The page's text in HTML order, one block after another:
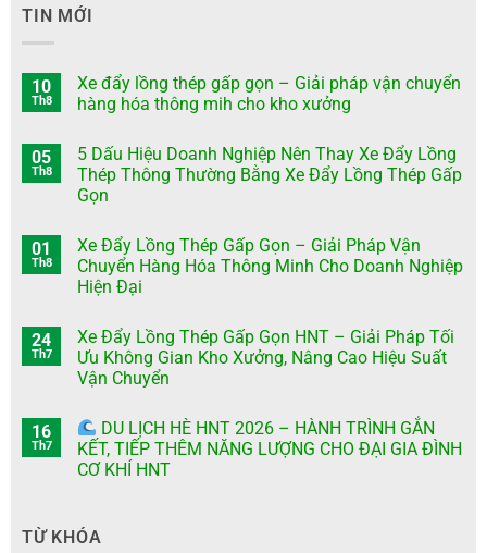
TIN MỚI
10
Th8
Xe đẩy lồng thép gấp gọn – Giải pháp vận chuyển
hàng hóa thông mih cho kho xưởng
05
Th8
5 Dấu Hiệu Doanh Nghiệp Nên Thay Xe Đẩy Lồng
Thép Thông Thường Bằng Xe Đẩy Lồng Thép Gấp
Gọn
01
Th8
Xe Đẩy Lồng Thép Gấp Gọn – Giải Pháp Vận
Chuyển Hàng Hóa Thông Minh Cho Doanh Nghiệp
Hiện Đại
24
Th7
Xe Đẩy Lồng Thép Gấp Gọn HNT – Giải Pháp Tối
Ưu Không Gian Kho Xưởng, Nâng Cao Hiệu Suất
Vận Chuyển
16
Th7
DU LỊCH HÈ HNT 2026 – HÀNH TRÌNH GẮN
KẾT, TIẾP THÊM NĂNG LƯỢNG CHO ĐẠI GIA ĐÌNH
CƠ KHÍ HNT
TỪ KHÓA